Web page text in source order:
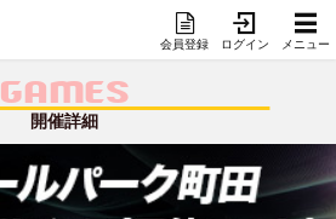
会員登録 ログイン メニュー
GAMES
開催詳細